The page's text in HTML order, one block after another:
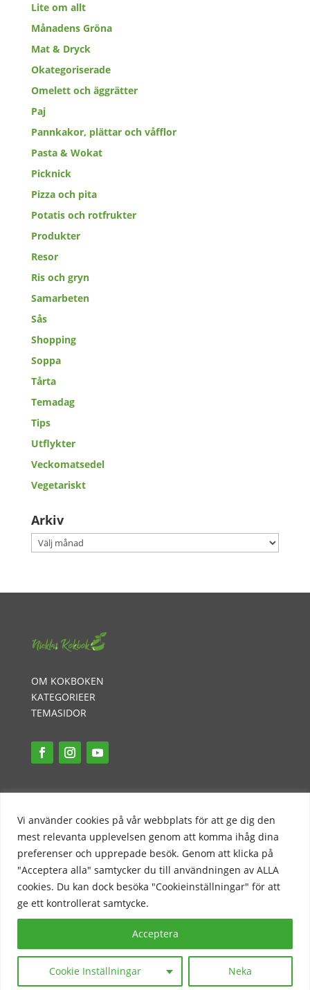
Vi använder cookies på vår webbplats för att ge dig den
mest relevanta upplevelsen genom att komma ihåg dina
preferenser och upprepade besök. Genom att klicka på
"Acceptera alla" samtycker du till användningen av ALLA
cookies. Du kan dock besöka "Cookieinställningar" för att
ge ett kontrollerat samtycke.
Cookie Inställningar Neka
Acceptera
Lite om allt
Månadens Gröna
Mat & Dryck
Okategoriserade
Omelett och äggrätter
Paj
Pannkakor, plättar och våfflor
Pasta & Wokat
Picknick
Pizza och pita
Potatis och rotfrukter
Produkter
Resor
Ris och gryn
Samarbeten
Sås
Shopping
Soppa
Tårta
Temadag
Tips
Utflykter
Veckomatsedel
Vegetariskt
Arkiv
Arkiv
OM KOKBOKEN
KATEGORIEER
TEMASIDOR
PR-POLICY
KONTAKT
COPYRIGHT 2023 © Nicklas Kokbok - en mjölkfri
blogg | Alla rättigheter förbehållna.